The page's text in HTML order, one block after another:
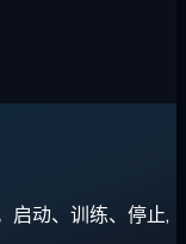
启动、训练、停止,